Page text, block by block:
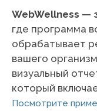
WebWellness —
где программа
обрабатывает
вашего
визуальный
который
Посмотрите